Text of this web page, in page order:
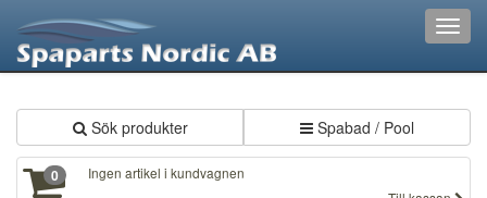
Sök produkter Spabad / Pool
0
Ingen artikel i kundvagnen